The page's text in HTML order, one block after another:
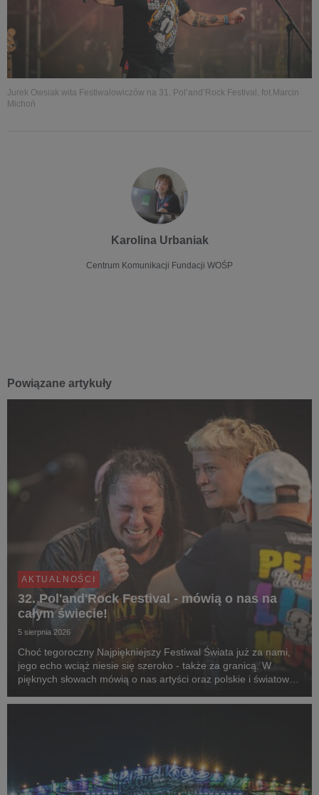
Jurek Owsiak wita Festiwalowiczów na 31. Pol’and’Rock Festival, fot.Marcin
Michoń
Karolina Urbaniak
Centrum Komunikacji Fundacji WOŚP
Powiązane artykuły
AKTUALNOŚCI
32. Pol'and'Rock Festival - mówią o nas na
całym świecie!
5 sierpnia 2026
Choć tegoroczny Najpiękniejszy Festiwal Świata już za nami,
jego echo wciąż niesie się szeroko - także za granicą. W
pięknych słowach mówią o nas artyści oraz polskie i światowe
postaramy się rozwiać.